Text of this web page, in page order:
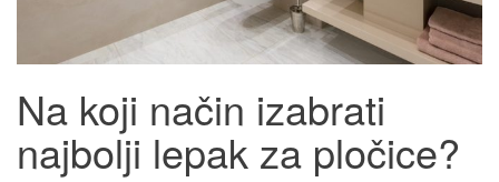
Na koji način izabrati
najbolji lepak za pločice?